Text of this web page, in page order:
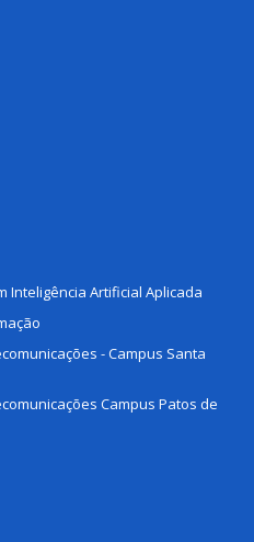
Inteligência Artificial Aplicada
- Campus Santa
Campus Patos de